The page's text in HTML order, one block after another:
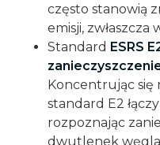
często stanowią
emisji, zwłaszcza
Standard ESRS
Koncentrując się
standard E2
rozpoznając
dwutlenek